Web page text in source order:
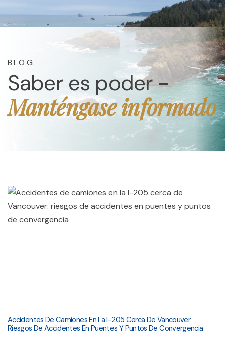
Saber es poder -
Manténgase informado
BLOG
Accidentes De Camiones En La I-205 Cerca De Vancouver:
Riesgos De Accidentes En Puentes Y Puntos De Convergencia